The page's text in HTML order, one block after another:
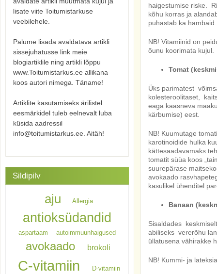
haigestumise riske.
kõhu korras ja
puhastab ka hambaid.
NB! Vitamiinid on
õunu koorimata kujul.
Tomat
Üks parimatest
kolesteroolitaset,
eaga kaasneva
kärbumise) eest.
NB! Kuumutage
karotinoidide hulka
kättesaadavamaks
tomatit süüa koos
suurepärase
avokaado
kasulikel ühenditel
Banaan
Sisaldades
abiliseks vererõhu
üllatusena vähirakke
NB! Kummi- ja
lisate viite Toitumistarkuse
veebilehele.
Palume lisada avaldatava artikli
sissejuhatusse link meie
blogiartiklile ning artikli lõppu
www.Toitumistarkus.ee allikana
koos autori nimega. Täname!
Artiklite kasutamiseks ärilistel
eesmärkidel tuleb eelnevalt luba
küsida aadressil
info@toitumistarkus.ee. Aitäh!
Sildipilv
aju Allergia
antioksüdandid
aspartaam autoimmuunhaigused
avokaado brokoli
C-vitamiin D-vitamiin